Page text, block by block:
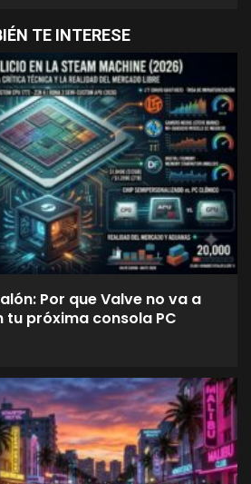
TE INTERESE
Por que Valve no va a
tu próxima consola PC